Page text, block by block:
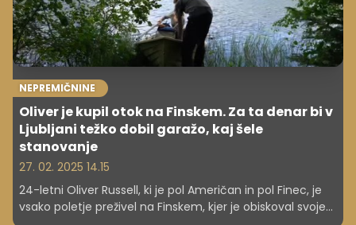
NEPREMIČNINE
Oliver je kupil otok na Finskem. Za ta denar bi v
Ljubljani težko dobil garažo, kaj šele
stanovanje
27. 02. 2025 14.15
24-letni Oliver Russell, ki je pol Američan in pol Finec, je
vsako poletje preživel na Finskem, kjer je obiskoval svoje